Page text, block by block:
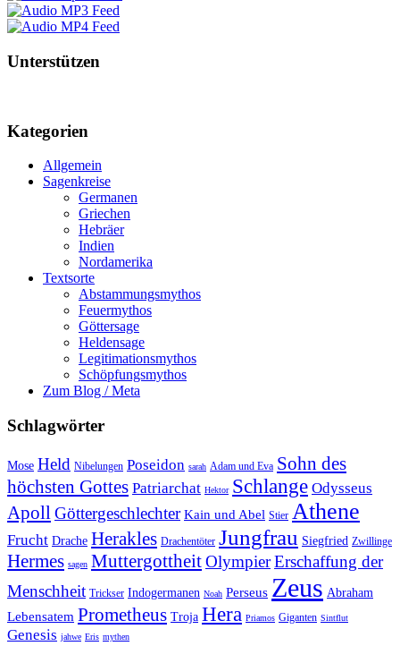
Unterstützen
Kategorien
Allgemein
Sagenkreise
Germanen
Griechen
Hebräer
Indien
Nordamerika
Textsorte
Abstammungsmythos
Feuermythos
Göttersage
Heldensage
Legitimationsmythos
Schöpfungsmythos
Zum Blog / Meta
Schlagwörter
Mose Held Nibelungen Poseidon sarah Adam und Eva Sohn des
höchsten Gottes Patriarchat Hektor Schlange Odysseus
Apoll Göttergeschlechter Kain und Abel Stier Athene
Frucht Drache Herakles Drachentöter Jungfrau Siegfried Zwillinge
Hermes sagen MuttergottheitOlympierErschaffung der
Menschheit Trickser Indogermanen Noah Perseus Zeus Abraham
Lebensatem Prometheus Troja Hera Priamos Giganten Sintflut
Genesis jahwe Eris mythen